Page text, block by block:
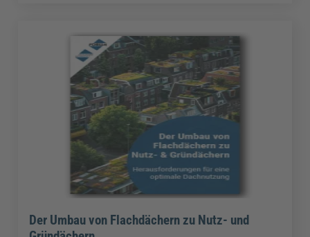
Der Umbau von Flachdächern zu Nutz- und